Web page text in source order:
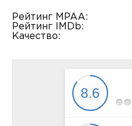
Рейтинг MPAA:
Рейтинг IMDb:
Качество: